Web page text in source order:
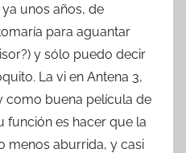
unos años, de
para aguantar
y sólo puedo decir
La vi en Antena 3,
como buena película de
función es hacer que la
menos aburrida, y casi